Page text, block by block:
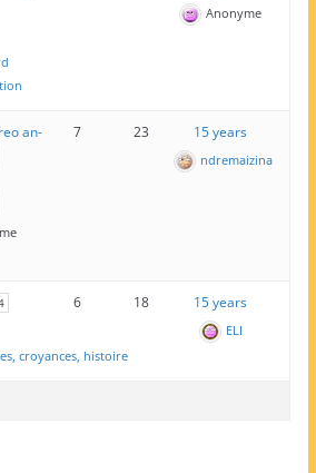
Anonyme
an- 7 23 15 years
ndremaizina
croyances, histoire
6 18 15 years
ELI